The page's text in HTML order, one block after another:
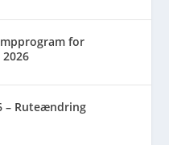
for
– Ruteændring